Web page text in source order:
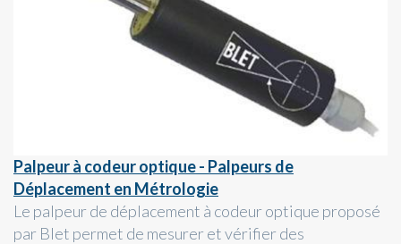
Palpeur à codeur optique - Palpeurs de
Déplacement en Métrologie
Le palpeur de déplacement à codeur optique proposé
par Blet permet de mesurer et vérifier des